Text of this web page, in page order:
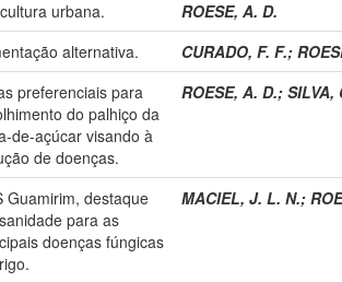
urbana.
ROESE, A. D.
alternativa. CURADO, F. F.;
preferenciais para
do palhiço da
de-açúcar visando à
de doenças.
ROESE, A. D.; SILVA,
Guamirim, destaque
para as
doenças fúngicas
MACIEL, J. L. N.;